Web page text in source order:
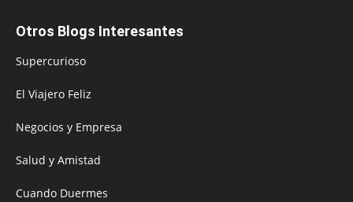
Otros Blogs Interesantes
Supercurioso
El Viajero Feliz
Negocios y Empresa
Salud y Amistad
Cuando Duermes